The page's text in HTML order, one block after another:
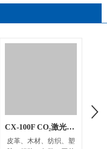
CX-100F CO₂激光打标机
皮革、木材、纺织、塑